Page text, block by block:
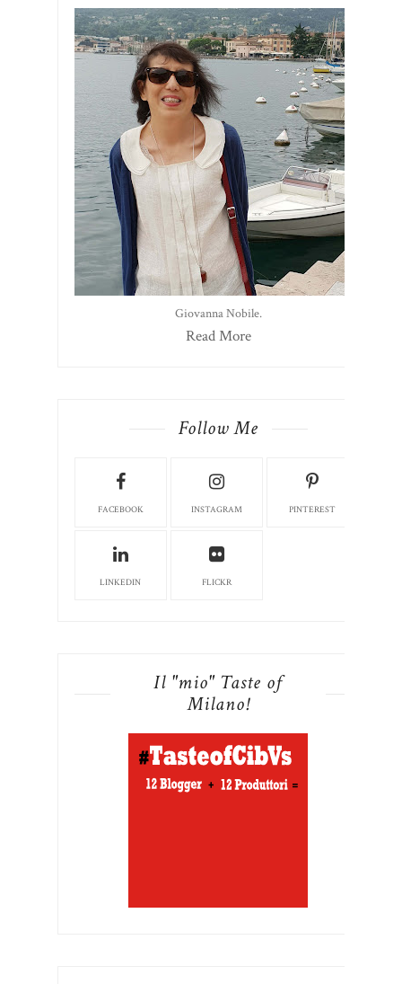
Giovanna Nobile.
Read More
Follow Me
FACEBOOK INSTAGRAM PINTEREST
LINKEDIN FLICKR
Il "mio" Taste of
Milano!